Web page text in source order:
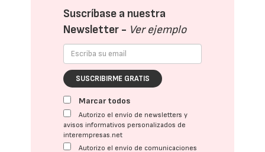
Suscríbase a nuestra
Newsletter - Ver ejemplo
SUSCRIBIRME GRATIS
Marcar todos
Autorizo el envío de newsletters y
avisos informativos personalizados de
interempresas.net
Autorizo el envío de comunicaciones